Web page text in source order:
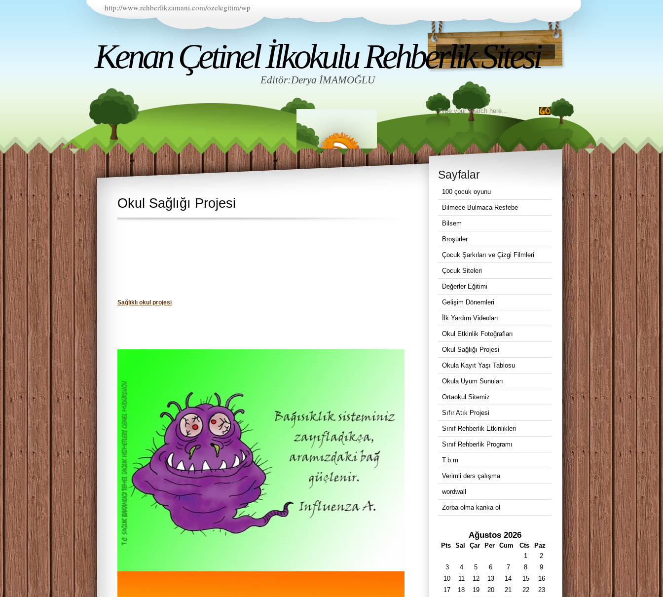
http://www.rehberlikzamani.com/ozelegitim/wp
Kenan Çetinel İlkokulu Rehberlik Sitesi
Editör:Derya İMAMOĞLU
Okul Sağlığı Projesi
Sağlıklı okul projesi
Sayfalar
100 çocuk oyunu
Bilmece-Bulmaca-Resfebe
Bilsem
Broşürler
Çocuk Şarkıları ve Çizgi Filmleri
Çocuk Siteleri
Değerler Eğitimi
Gelişim Dönemleri
İlk Yardım Videoları
Okul Etkinlik Fotoğrafları
Okul Sağlığı Projesi
Okula Kayıt Yaşı Tablosu
Okula Uyum Sunuları
Ortaokul Sitemiz
Sıfır Atık Projesi
Sınıf Rehberlik Etkinlikleri
Sınıf Rehberlik Programı
T.b.m
Verimli ders çalışma
wordwall
Zorba olma kanka ol
Ağustos 2026
Pts Sal Çar Per Cum Cts Paz
1
2
3
4 5 6 7 8
9
10
11 12 13 14 15
16
17
18 19 20 21 22
23